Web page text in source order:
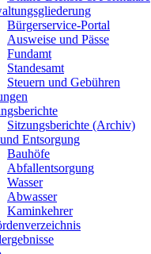
Bürgerservice-Portal
Ausweise und Pässe
Fundamt
Standesamt
Steuern und Gebühren
Sitzungsberichte (Archiv)
Entsorgung
Bauhöfe
Abfallentsorgung
Wasser
Abwasser
Kaminkehrer